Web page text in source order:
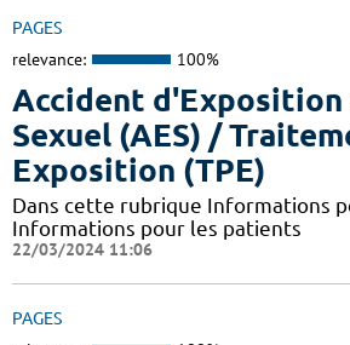
PAGES
relevance: 100%
Accident d'Exposition
Sexuel (AES) /
Exposition (TPE)
Dans cette rubrique Informations
Informations pour les patients
22/03/2024 11:06
PAGES